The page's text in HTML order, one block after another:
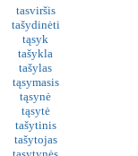
tasviršis
tašydinėti
tąsyk
tašykla
tašylas
tąsymasis
tąsynė
tąsytė
tašytinis
tašytojas